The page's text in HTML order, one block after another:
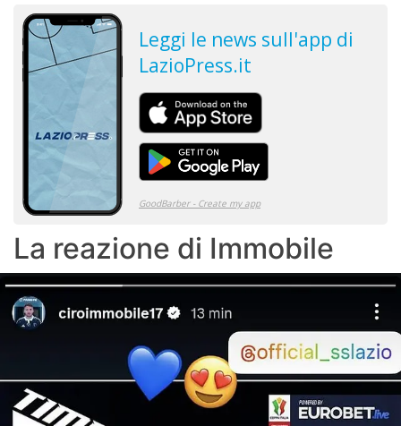
La reazione di Immobile